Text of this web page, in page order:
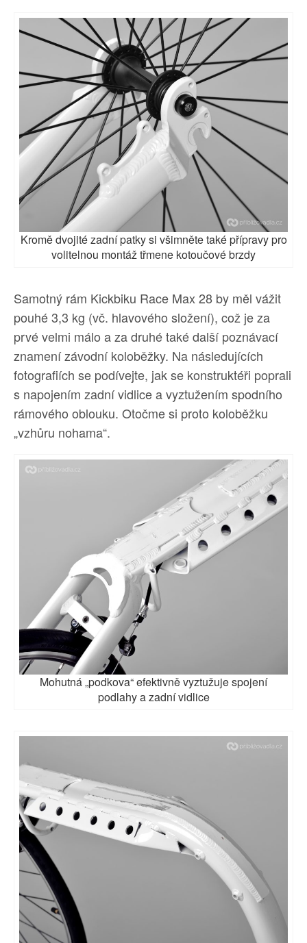
Kromě dvojité zadní patky si všimněte také přípravy pro
volitelnou montáž třmene kotoučové brzdy
Samotný rám Kickbiku Race Max 28 by měl vážit
pouhé 3,3 kg (vč. hlavového složení), což je za
prvé velmi málo a za druhé také další poznávací
znamení závodní koloběžky. Na následujících
fotografiích se podívejte, jak se konstruktéři poprali
s napojením zadní vidlice a vyztužením spodního
rámového oblouku. Otočme si proto koloběžku
„vzhůru nohama“.
Mohutná „podkova“ efektivně vyztužuje spojení
podlahy a zadní vidlice